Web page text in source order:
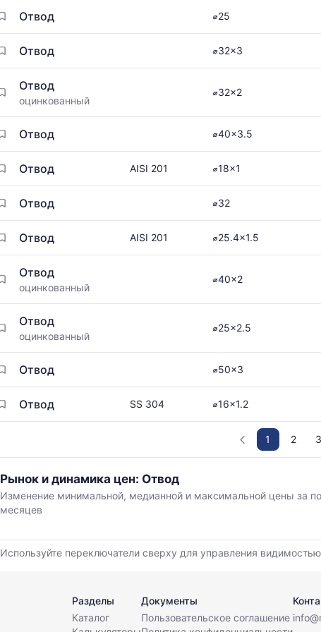
Отвод ⌀25
Отвод ⌀32x3
Отвод
оцинкованный
⌀32x2
Отвод ⌀40x3.5
Отвод AISI 201 ⌀18x1
Отвод ⌀32
Отвод AISI 201 ⌀25.4x1.5
Отвод
оцинкованный
⌀40x2
Отвод
оцинкованный
⌀25x2.5
Отвод ⌀50x3
Отвод SS 304 ⌀16x1.2
1 2 3
График
отражает
изменение
минимальной,
максимальной
Рынок и динамика цен: Отвод
Изменение минимальной, медианной и максимальной цены за
месяцев
Используйте переключатели сверху для управления
Разделы
Каталог
Документы
Пользовательское соглашение